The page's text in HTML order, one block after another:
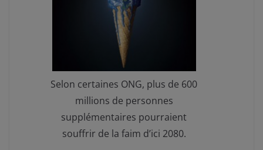
Selon certaines ONG, plus de 600
millions de personnes
supplémentaires pourraient
souffrir de la faim d’ici 2080.